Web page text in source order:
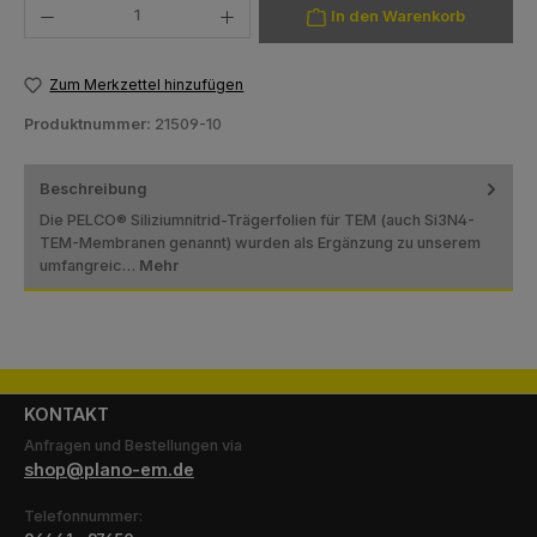
In den Warenkorb
Zum Merkzettel hinzufügen
Produktnummer: 21509-10
Beschreibung
Die PELCO® Siliziumnitrid-Trägerfolien für TEM (auch Si3N4-
TEM-Membranen genannt) wurden als Ergänzung zu unserem
umfangreic… Mehr
KONTAKT
Anfragen und Bestellungen via
shop@plano-em.de
Telefonnummer: